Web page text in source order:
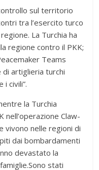
sul territorio
tra l’esercito turco
La Turchia ha
regione contro il PKK;
Teams
di artiglieria turchi
civili”.
la Turchia
nell’operazione Claw-
vivono nelle regioni di
dai bombardamenti
devastato la
stati